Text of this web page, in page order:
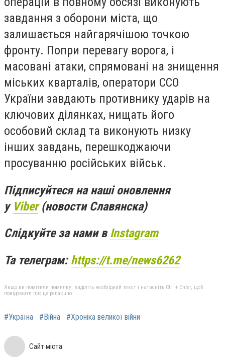
завдання з оборони міста, що
залишається найгарячішою точкою
фронту. Попри перевагу ворога, і
масовані атаки, спрямовані на знищення
міських кварталів, оператори ССО
України завдають противнику ударів на
ключових ділянках, нищать його
особовий склад та виконують низку
інших завдань, перешкоджаючи
просуванню російських військ.
Підписуйтеся на наші оновлення
у Viber(новости Славянска)
Слідкуйте за нами в Instagram
Та телеграм:https://t.me/news6262
Якщо ви помітили помилку, виділіть необхідний текст і натисніть Ctrl + Enter, щоб
повідомити про це редакцію
#Україна #Війна #Хроніка великої війни
Сайт міста